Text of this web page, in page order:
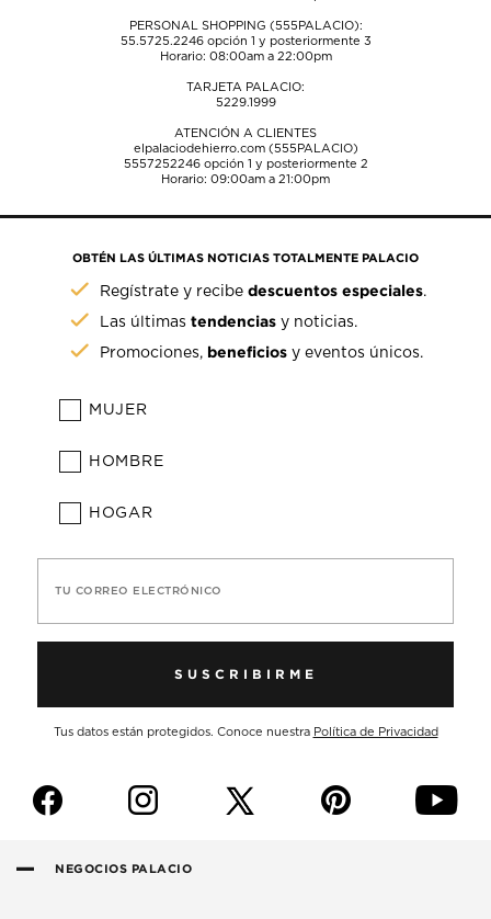
PERSONAL SHOPPING (555PALACIO):
55.5725.2246opción 1 y posteriormente 3
Horario: 08:00am a 22:00pm
TARJETA PALACIO:
5229.1999
ATENCIÓN A CLIENTES
elpalaciodehierro.com (555PALACIO)
5557252246opción 1 y posteriormente 2
Horario: 09:00am a 21:00pm
OBTÉN LAS ÚLTIMAS NOTICIAS TOTALMENTE PALACIO
Regístrate y recibedescuentos especiales.
Las últimastendencias y noticias.
Promociones, beneficios y eventos únicos.
MUJER
HOMBRE
HOGAR
TU CORREO ELECTRÓNICO
SUSCRIBIRME
Tus datos están protegidos. Conoce nuestra Política de Privacidad
f i p y
NEGOCIOS PALACIO